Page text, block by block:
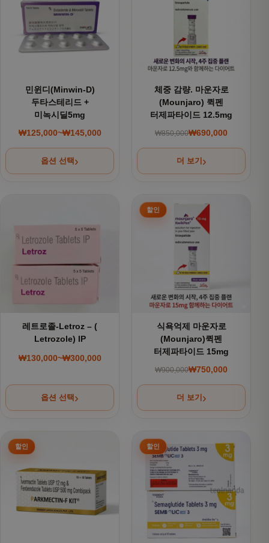
민윈디(Minwin-D)
두타스테리드 +
미녹시딜5mg
₩125,000~₩145,000
가격 범위: ₩125,000~₩145,000
옵션 선택
체중 감량. 마운자로
(Mounjaro) 퀵펜
터제파타이드 12.5mg
₩850,000 원래 가격:
₩690,000
현재 가격:
더 보기
레트로졸-Letroz – (
Letrozole) IP
₩130,000~₩300,000
가격 범위: ₩130,000~₩300,000
옵션 선택
여러 상품 옵션이 이 상품에 있습니다. 상품 페이지에서 옵션
식욕억제 마운자로
(Mounjaro)퀵펜
터제파타이드 15mg
₩900,000 원래 가격:
₩750,000
현재 가격:
더 보기
여러 상품 옵션이 이 상품에